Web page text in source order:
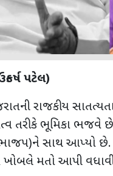
પટેલ)
રાજકીય
તરીકે ભૂમિકા ભજવે
સાથ આપ્યો
ખોબલે મતો આપી